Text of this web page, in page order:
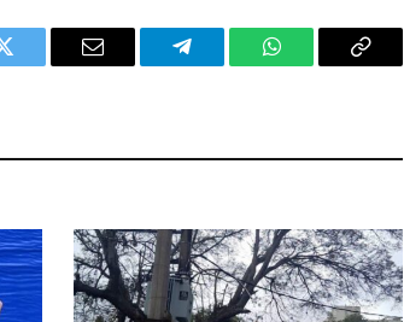
Twitter Email Telegram WhatsAppCopy